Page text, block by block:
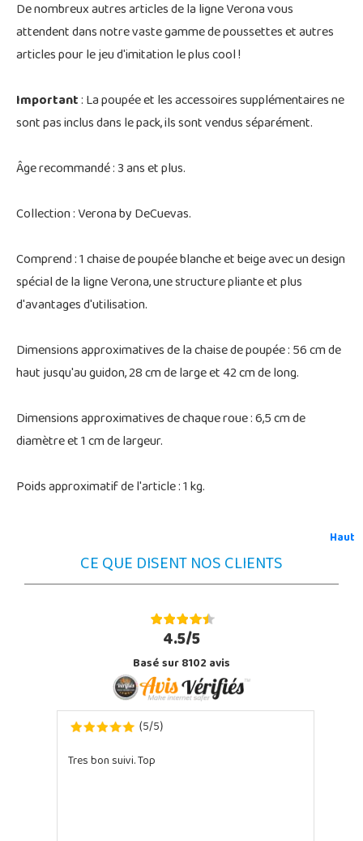
De nombreux autres articles de la ligne Verona vous
attendent dans notre vaste gamme de poussettes et autres
articles pour le jeu d'imitation le plus cool !
Important: La poupée et les accessoires supplémentaires ne
sont pas inclus dans le pack, ils sont vendus séparément.
Âge recommandé : 3 ans et plus.
Collection : Verona by DeCuevas.
Comprend : 1 chaise de poupée blanche et beige avec un design
spécial de la ligne Verona, une structure pliante et plus
d'avantages d'utilisation.
Dimensions approximatives de la chaise de poupée : 56 cm de
haut jusqu'au guidon, 28 cm de large et 42 cm de long.
Dimensions approximatives de chaque roue : 6,5 cm de
diamètre et 1 cm de largeur.
Poids approximatif de l'article : 1 kg.
Haut
CE QUE DISENT NOS CLIENTS
4.5/5
Basé sur 8102 avis
(5/5)
Tres bon suivi. Top